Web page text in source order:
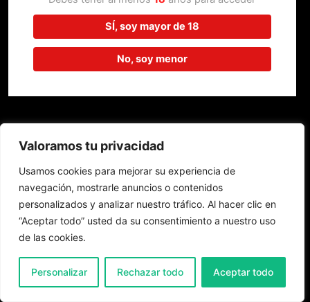
Valoramos tu privacidad
Usamos cookies para mejorar su experiencia de
navegación, mostrarle anuncios o contenidos
personalizados y analizar nuestro tráfico. Al hacer clic en
“Aceptar todo” usted da su consentimiento a nuestro uso
de las cookies.
Personalizar Rechazar todo Aceptar todo
¡vuelve pronto!
SÍ, soy mayor de 18
No, soy menor